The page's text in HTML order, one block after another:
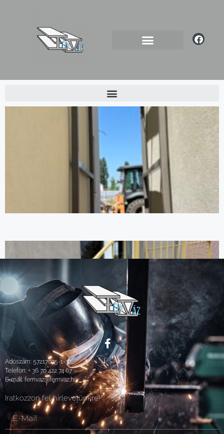
Adószám: 57217075-1-32
Telefon: + 36 70 422 74 67
E-mail: femvaz@femvaz.hu
Iratkozzon fel hírlevelünkre!